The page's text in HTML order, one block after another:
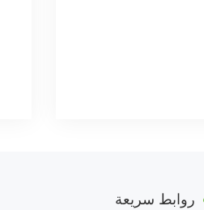
روابط سريعة